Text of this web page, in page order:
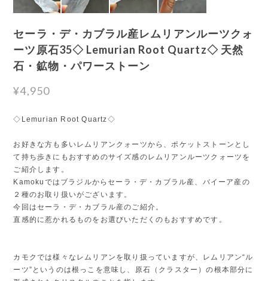
セーラ・デ・カブラル産レムリアンルーツクォ
ーツ原石35◇ Lemurian Root Quartz◇ 天然
石・鉱物・パワーストーン
¥4,950
◇Lemurian Root Quartz◇
お好きな方も多いレムリアンクォーツから、ポケットストーンとし
て持ち歩きにもおすすめのサイズ感のレムリアンルーツクォーツを
ご紹介します。
Kamokuではブラジルからセーラ・デ・カブラル産、バイーア産の
２種のお取り扱いがございます。
今回はセーラ・デ・カブラル産のご紹介。
直感的に惹かれるものをお選びいただくのもおすすめです。
カモクでは様々なレムリアンを取り扱っていますが、レムリアン“ル
ーツ”というのは根っこを意味し、原石（クラスター）の根本部分に